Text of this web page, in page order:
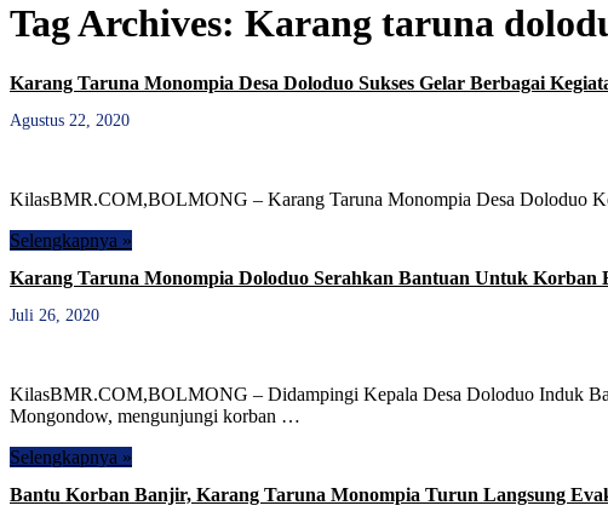
Tag Archives: Karang taruna
Karang Taruna Monompia Desa Doloduo Sukses Gelar Berbagai
Agustus 22, 2020
KilasBMR.COM,BOLMONG – Karang Taruna Monompia Desa Doloduo
Selengkapnya »
Karang Taruna Monompia Doloduo Serahkan Bantuan Untuk
Juli 26, 2020
KilasBMR.COM,BOLMONG – Didampingi Kepala Desa Doloduo Induk
Mongondow, mengunjungi korban …
Selengkapnya »
Bantu Korban Banjir, Karang Taruna Monompia Turun Langsung